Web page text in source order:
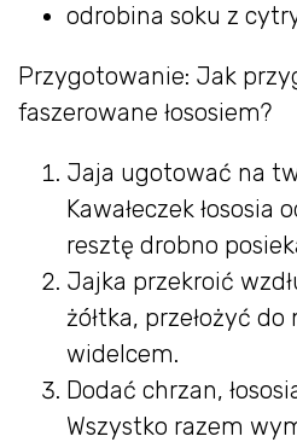
odrobina soku z
Przygotowanie: Jak
faszerowane łososiem?
Jaja ugotować na
Kawałeczek łososia
resztę drobno
Jajka przekroić
żółtka, przełożyć
widelcem.
Dodać chrzan,
Wszystko razem